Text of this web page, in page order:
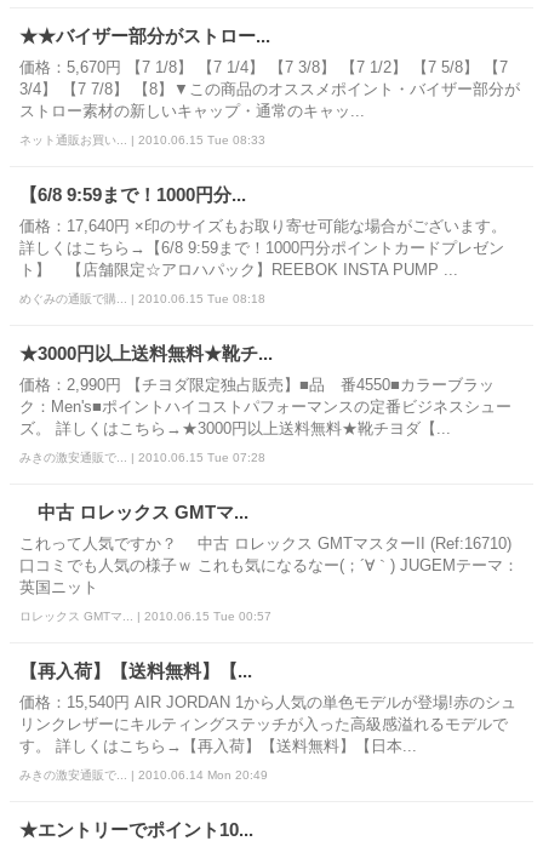
★★バイザー部分がストロー...
価格：5,670円 【7 1/8】 【7 1/4】 【7 3/8】 【7 1/2】 【7 5/8】 【7
3/4】 【7 7/8】 【8】▼この商品のオススメポイント・バイザー部分が
ストロー素材の新しいキャップ・通常のキャッ...
ネット通販お買い... | 2010.06.15 Tue 08:33
【6/8 9:59まで！1000円分...
価格：17,640円 ×印のサイズもお取り寄せ可能な場合がございます。
詳しくはこちら→【6/8 9:59まで！1000円分ポイントカードプレゼン
ト】 【店舗限定☆アロハパック】REEBOK INSTA PUMP ...
めぐみの通販で購... | 2010.06.15 Tue 08:18
★3000円以上送料無料★靴チ...
価格：2,990円 【チヨダ限定独占販売】■品 番4550■カラーブラッ
ク：Men's■ポイントハイコストパフォーマンスの定番ビジネスシュー
ズ。 詳しくはこちら→★3000円以上送料無料★靴チヨダ【...
みきの激安通販で... | 2010.06.15 Tue 07:28
中古 ロレックス GMTマ...
これって人気ですか？ 中古 ロレックス GMTマスターII (Ref:16710)
口コミでも人気の様子ｗ これも気になるなー(；´∀｀) JUGEMテーマ：
英国ニット
ロレックス GMTマ... | 2010.06.15 Tue 00:57
【再入荷】【送料無料】【...
価格：15,540円 AIR JORDAN 1から人気の単色モデルが登場!赤のシュ
リンクレザーにキルティングステッチが入った高級感溢れるモデルで
す。 詳しくはこちら→【再入荷】【送料無料】【日本...
みきの激安通販で... | 2010.06.14 Mon 20:49
★エントリーでポイント10...